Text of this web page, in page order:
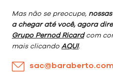
Mas não se preocupe,
a chegar até você, agora
Grupo Pernod Ricardcom
mais clicando AQUI.